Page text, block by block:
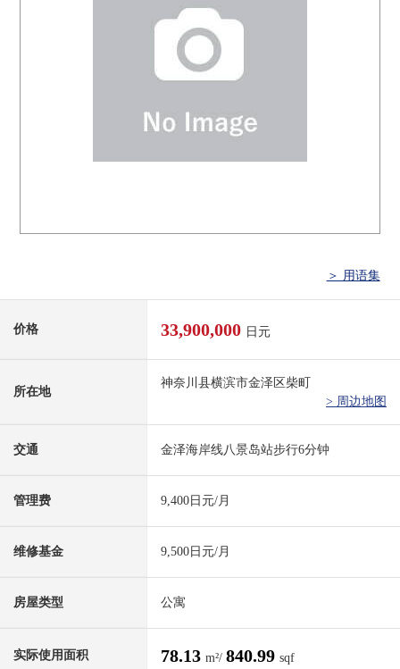
＞ 用语集
价格 33,900,000 日元
所在地
神奈川县横滨市金泽区柴町
> 周边地图
交通 金泽海岸线八景岛站步行6分钟
管理费 9,400日元/月
维修基金 9,500日元/月
房屋类型 公寓
实际使用面积 78.13 m²/ 840.99 sqf